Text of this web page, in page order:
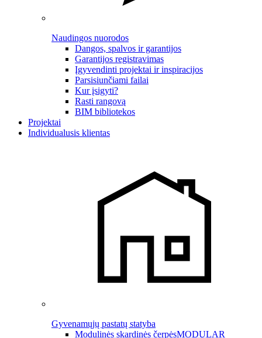
Naudingos nuorodos
Dangos, spalvos ir garantijos
Garantijos registravimas
Įgyvendinti projektai ir inspiracijos
Parsisiunčiami failai
Kur įsigyti?
Rasti rangovą
BIM bibliotekos
Projektai
Individualusis klientas
Gyvenamųjų pastatų statyba
Modulinės skardinės čerpėsMODULAR